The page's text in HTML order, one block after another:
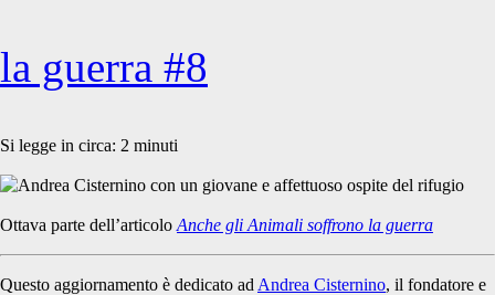
<span>rifugio
italia
kj2</span>
la guerra #8
Si legge in circa: 2 minuti
Ottava parte dell’articolo Anche gli Animali soffrono la guerra
Questo aggiornamento è dedicato ad Andrea Cisternino, il fondatore e